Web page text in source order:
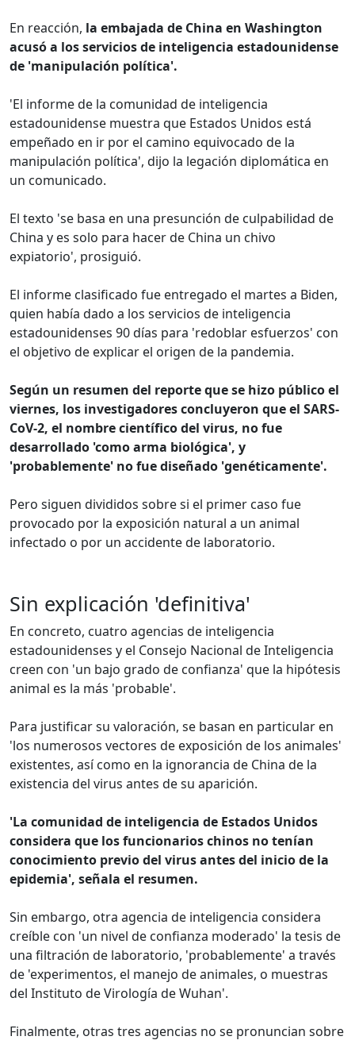
En reacción, la embajada de China en Washington
acusó a los servicios de inteligencia estadounidense
de 'manipulación política'.
'El informe de la comunidad de inteligencia
estadounidense muestra que Estados Unidos está
empeñado en ir por el camino equivocado de la
manipulación política', dijo la legación diplomática en
un comunicado.
El texto 'se basa en una presunción de culpabilidad de
China y es solo para hacer de China un chivo
expiatorio', prosiguió.
El informe clasificado fue entregado el martes a Biden,
quien había dado a los servicios de inteligencia
estadounidenses 90 días para 'redoblar esfuerzos' con
el objetivo de explicar el origen de la pandemia.
Según un resumen del reporte que se hizo público el
viernes, los investigadores concluyeron que el SARS-
CoV-2, el nombre científico del virus, no fue
desarrollado 'como arma biológica', y
'probablemente' no fue diseñado 'genéticamente'.
Pero siguen divididos sobre si el primer caso fue
provocado por la exposición natural a un animal
infectado o por un accidente de laboratorio.
Sin explicación 'definitiva'
En concreto, cuatro agencias de inteligencia
estadounidenses y el Consejo Nacional de Inteligencia
creen con 'un bajo grado de confianza' que la hipótesis
animal es la más 'probable'.
Para justificar su valoración, se basan en particular en
'los numerosos vectores de exposición de los animales'
existentes, así como en la ignorancia de China de la
existencia del virus antes de su aparición.
'La comunidad de inteligencia de Estados Unidos
considera que los funcionarios chinos no tenían
conocimiento previo del virus antes del inicio de la
epidemia', señala el resumen.
Sin embargo, otra agencia de inteligencia considera
creíble con 'un nivel de confianza moderado' la tesis de
una filtración de laboratorio, 'probablemente' a través
de 'experimentos, el manejo de animales, o muestras
del Instituto de Virología de Wuhan'.
Finalmente, otras tres agencias no se pronuncian sobre